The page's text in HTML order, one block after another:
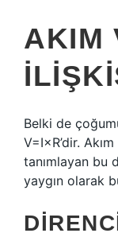
AKIM
Belki de
V=I×R’dir.
tanımlayan bu
yaygın olarak